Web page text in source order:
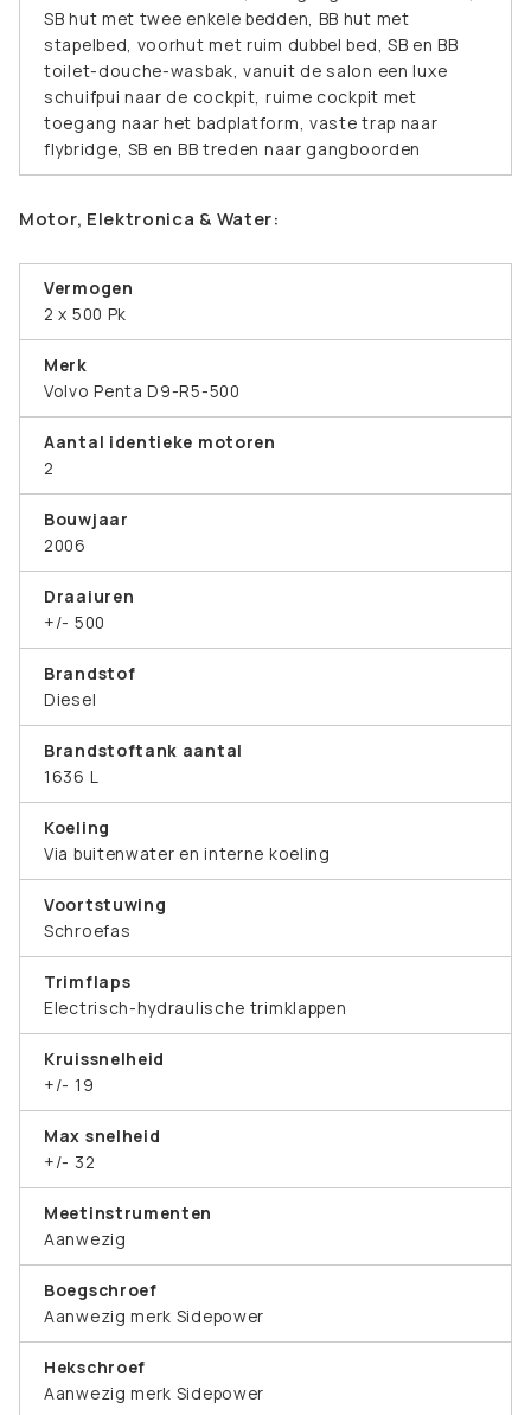
SB hut met twee enkele bedden, BB hut met
stapelbed, voorhut met ruim dubbel bed, SB en BB
toilet-douche-wasbak, vanuit de salon een luxe
schuifpui naar de cockpit, ruime cockpit met
toegang naar het badplatform, vaste trap naar
flybridge, SB en BB treden naar gangboorden
Motor, Elektronica & Water:
Vermogen
2 x 500 Pk
Merk
Volvo Penta D9-R5-500
Aantal identieke motoren
2
Bouwjaar
2006
Draaiuren
+/- 500
Brandstof
Diesel
Brandstoftank aantal
1636 L
Koeling
Via buitenwater en interne koeling
Voortstuwing
Schroefas
Trimflaps
Electrisch-hydraulische trimklappen
Kruissnelheid
+/- 19
Max snelheid
+/- 32
Meetinstrumenten
Aanwezig
Boegschroef
Aanwezig merk Sidepower
Hekschroef
Aanwezig merk Sidepower